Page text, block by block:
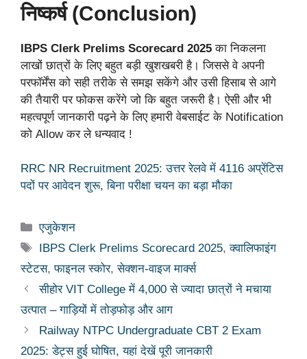
निष्कर्ष (Conclusion)
IBPS Clerk Prelims Scorecard 2025 का निकलना
लाखों छात्रों के लिए बहुत बड़ी खुशखबरी है। जिससे वे अपनी
परफॉर्मेंस को सही तरीके से समझ सकेंगे और उसी हिसाब से आगे
की तैयारी पर फोकस करेंगे जो कि बहुत जरूरी है। ऐसी और भी
महत्वपूर्ण जानकारी पढ़ने के लिए हमारी वेबसाईट के Notification
को Allow कर ले धन्यवाद !
RRC NR Recruitment 2025: उत्तर रेलवे में 4116 अप्रेंटिस
पदों पर आवेदन शुरू, बिना परीक्षा चयन का बड़ा मौका
Categories
एजुकेशन
Tags
IBPS Clerk Prelims Scorecard 2025,क्वालिफाइंग
स्टेटस,फाइनल स्कोर,सेक्शन-वाइज मार्क्स
सीहोर VIT College में 4,000 से ज्यादा छात्रों ने मचाया
उत्पात – गाड़ियों में तोड़फोड़ और आग
Railway NTPC Undergraduate CBT 2 Exam
2025: डेट्स हुई घोषित, यहां देखें पूरी जानकारी